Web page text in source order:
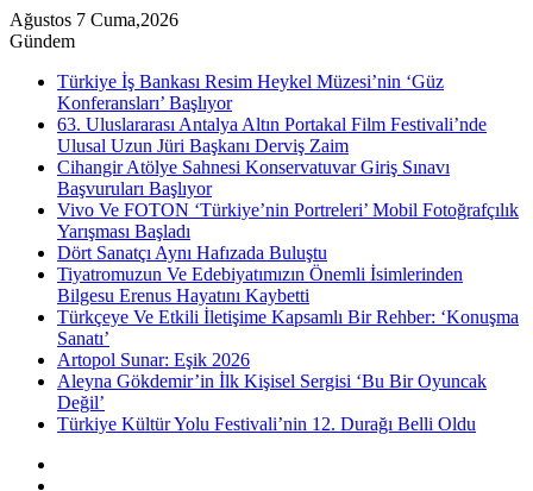
Ağustos 7 Cuma,2026
Gündem
Türkiye İş Bankası Resim Heykel Müzesi’nin ‘Güz
Konferansları’ Başlıyor
63. Uluslararası Antalya Altın Portakal Film Festivali’nde
Ulusal Uzun Jüri Başkanı Derviş Zaim
Cihangir Atölye Sahnesi Konservatuvar Giriş Sınavı
Başvuruları Başlıyor
Vivo Ve FOTON ‘Türkiye’nin Portreleri’ Mobil Fotoğrafçılık
Yarışması Başladı
Dört Sanatçı Aynı Hafızada Buluştu
Tiyatromuzun Ve Edebiyatımızın Önemli İsimlerinden
Bilgesu Erenus Hayatını Kaybetti
Türkçeye Ve Etkili İletişime Kapsamlı Bir Rehber: ‘Konuşma
Sanatı’
Artopol Sunar: Eşik 2026
Aleyna Gökdemir’in İlk Kişisel Sergisi ‘Bu Bir Oyuncak
Değil’
Türkiye Kültür Yolu Festivali’nin 12. Durağı Belli Oldu